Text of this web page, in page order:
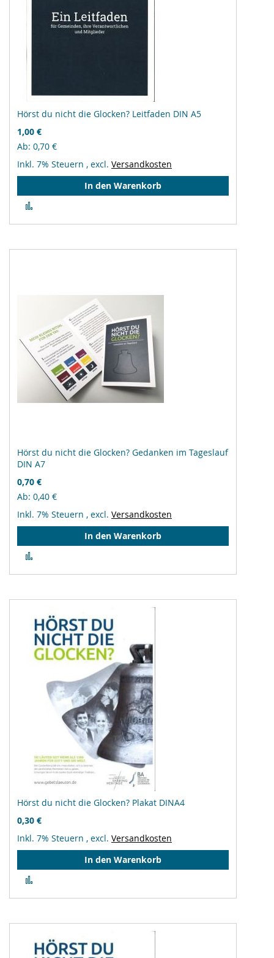
Hörst du nicht die Glocken? Leitfaden DIN A5
1,00 €
Ab 0,70 €
Inkl. 7% Steuern , excl. Versandkosten
In den Warenkorb
hinzufügen
Hörst du nicht die Glocken? Gedanken im Tageslauf
DIN A7
0,70 €
Ab 0,40 €
Inkl. 7% Steuern , excl. Versandkosten
In den Warenkorb
hinzufügen
Hörst du nicht die Glocken? Plakat DINA4
0,30 €
Inkl. 7% Steuern , excl. Versandkosten
In den Warenkorb
hinzufügen